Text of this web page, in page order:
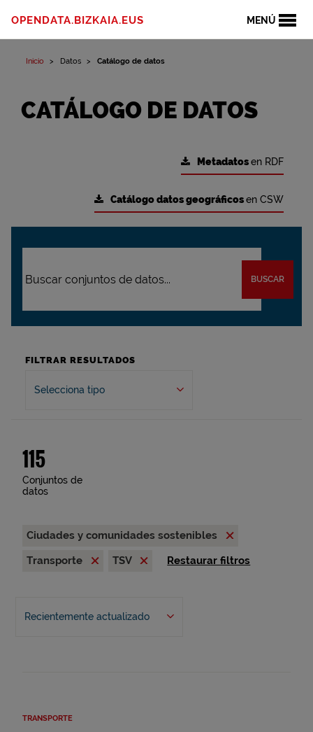
MENÚ
OPENDATA.BIZKAIA.EUS
Inicio Datos Catálogo de datos
CATÁLOGO DE DATOS
Metadatosen RDF
Catálogo datos geográficosen CSW
BUSCAR
FILTRAR RESULTADOS
Selecciona tipo
115
Conjuntos de
datos
Ciudades y comunidades sostenibles
Transporte
TSV Restaurar filtros
Recientemente actualizado
TRANSPORTE